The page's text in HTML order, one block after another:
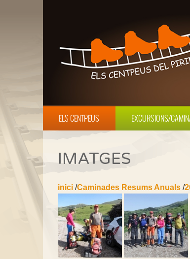
ELS CENTPEUS EXCURSIONS/
IMATGES
inici /Caminades Resums Anuals /